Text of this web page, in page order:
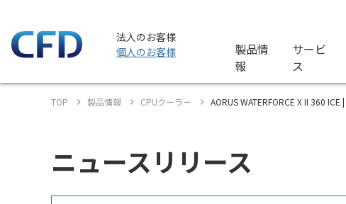
法人のお客様
個人のお客様
製品情
報
サービ
ス
TOP 製品情報 CPUクーラー AORUS WATERFORCE X II 360
ニュースリリース